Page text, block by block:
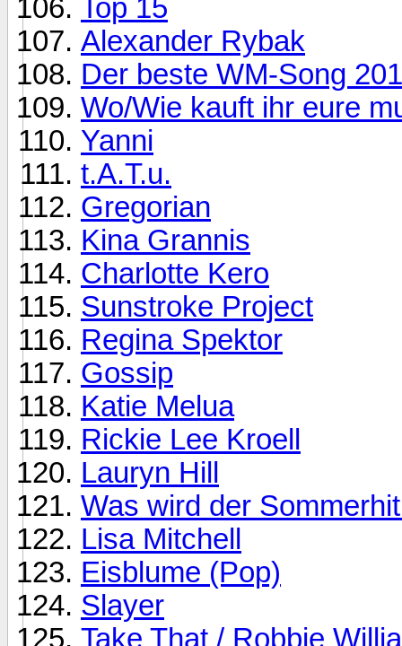
Top 15
Alexander Rybak
Der beste WM-Song
Wo/Wie kauft ihr eure
Yanni
t.A.T.u.
Gregorian
Kina Grannis
Charlotte Kero
Sunstroke Project
Regina Spektor
Gossip
Katie Melua
Rickie Lee Kroell
Lauryn Hill
Was wird der
Lisa Mitchell
Eisblume (Pop)
Slayer
Take That / Robbie